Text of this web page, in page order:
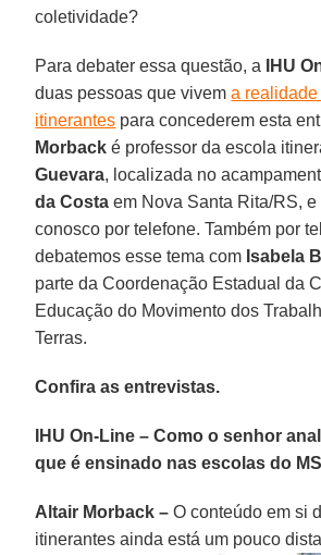
coletividade?
Para debater essa questão, a IHU
duas pessoas que vivema
itinerantes para concederem esta
Morback é professor da escola
Guevara, localizada no
da Costa em Nova Santa Rita/RS, e
conosco por telefone. Também por
debatemos esse tema com Isabela
parte da Coordenação Estadual da
Educação do Movimento dos
Terras.
Confira as entrevistas.
IHU On-Line – Como o senhor
que é ensinado nas escolas do
Altair Morback – O conteúdo em si
itinerantes ainda está um pouco